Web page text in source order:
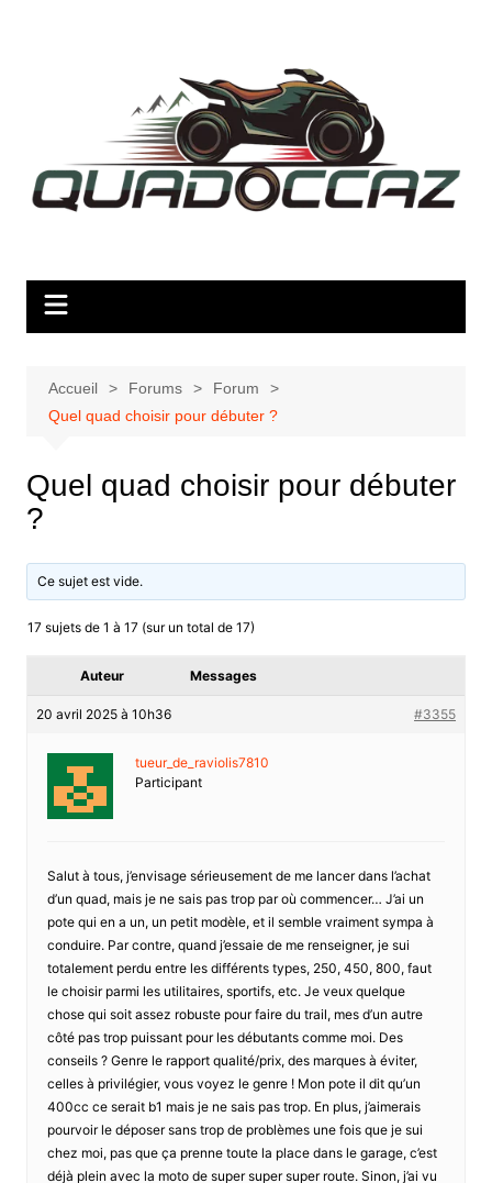
Accueil Forums
Forum
Quel quad choisir pour débuter ?
Quel quad choisir pour débuter
?
Ce sujet est vide.
17 sujets de 1 à 17 (sur un total de 17)
Auteur Messages
20 avril 2025 à 10h36 #3355
tueur_de_raviolis7810
Participant
Salut à tous, j’envisage sérieusement de me lancer dans l’achat
d’un quad, mais je ne sais pas trop par où commencer… J’ai un
pote qui en a un, un petit modèle, et il semble vraiment sympa à
conduire. Par contre, quand j’essaie de me renseigner, je sui
totalement perdu entre les différents types, 250, 450, 800, faut
le choisir parmi les utilitaires, sportifs, etc. Je veux quelque
chose qui soit assez robuste pour faire du trail, mes d’un autre
côté pas trop puissant pour les débutants comme moi. Des
conseils ? Genre le rapport qualité/prix, des marques à éviter,
celles à privilégier, vous voyez le genre ! Mon pote il dit qu’un
400cc ce serait b1 mais je ne sais pas trop. En plus, j’aimerais
pourvoir le déposer sans trop de problèmes une fois que je sui
chez moi, pas que ça prenne toute la place dans le garage, c’est
déjà plein avec la moto de super super super route. Sinon, j’ai vu